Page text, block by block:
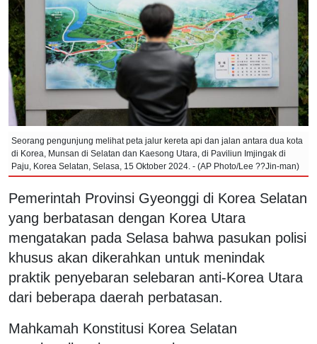
Seorang pengunjung melihat peta jalur kereta api dan jalan antara dua kota
di Korea, Munsan di Selatan dan Kaesong Utara, di Paviliun Imjingak di
Paju, Korea Selatan, Selasa, 15 Oktober 2024. - (AP Photo/Lee ??Jin-man)
Pemerintah Provinsi Gyeonggi di Korea Selatan
yang berbatasan dengan Korea Utara
mengatakan pada Selasa bahwa pasukan polisi
khusus akan dikerahkan untuk menindak
praktik penyebaran selebaran anti-Korea Utara
dari beberapa daerah perbatasan.
Mahkamah Konstitusi Korea Selatan